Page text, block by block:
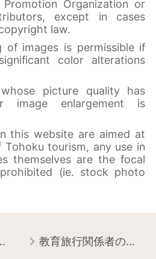
Promotion Organization or
except in cases
law.
of images is permissible if
color alterations
picture quality has
image enlargement is
this website are aimed at
tourism, any use in
themselves are the focal
(ie. stock photo
教育旅行関係者の皆様へ